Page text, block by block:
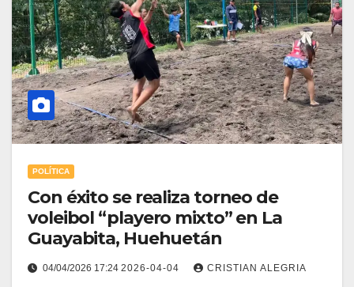
POLÍTICA
Con éxito se realiza torneo de
voleibol “playero mixto” en La
Guayabita, Huehuetán
04/04/2026 17:24 2026-04-04 CRISTIAN ALEGRIA